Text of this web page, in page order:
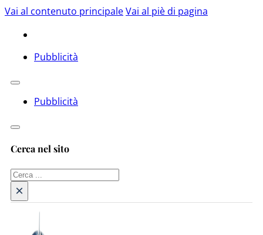
Vai al contenuto principaleVai al piè di pagina
Pubblicità
Pubblicità
Cerca nel sito
Cerca
×